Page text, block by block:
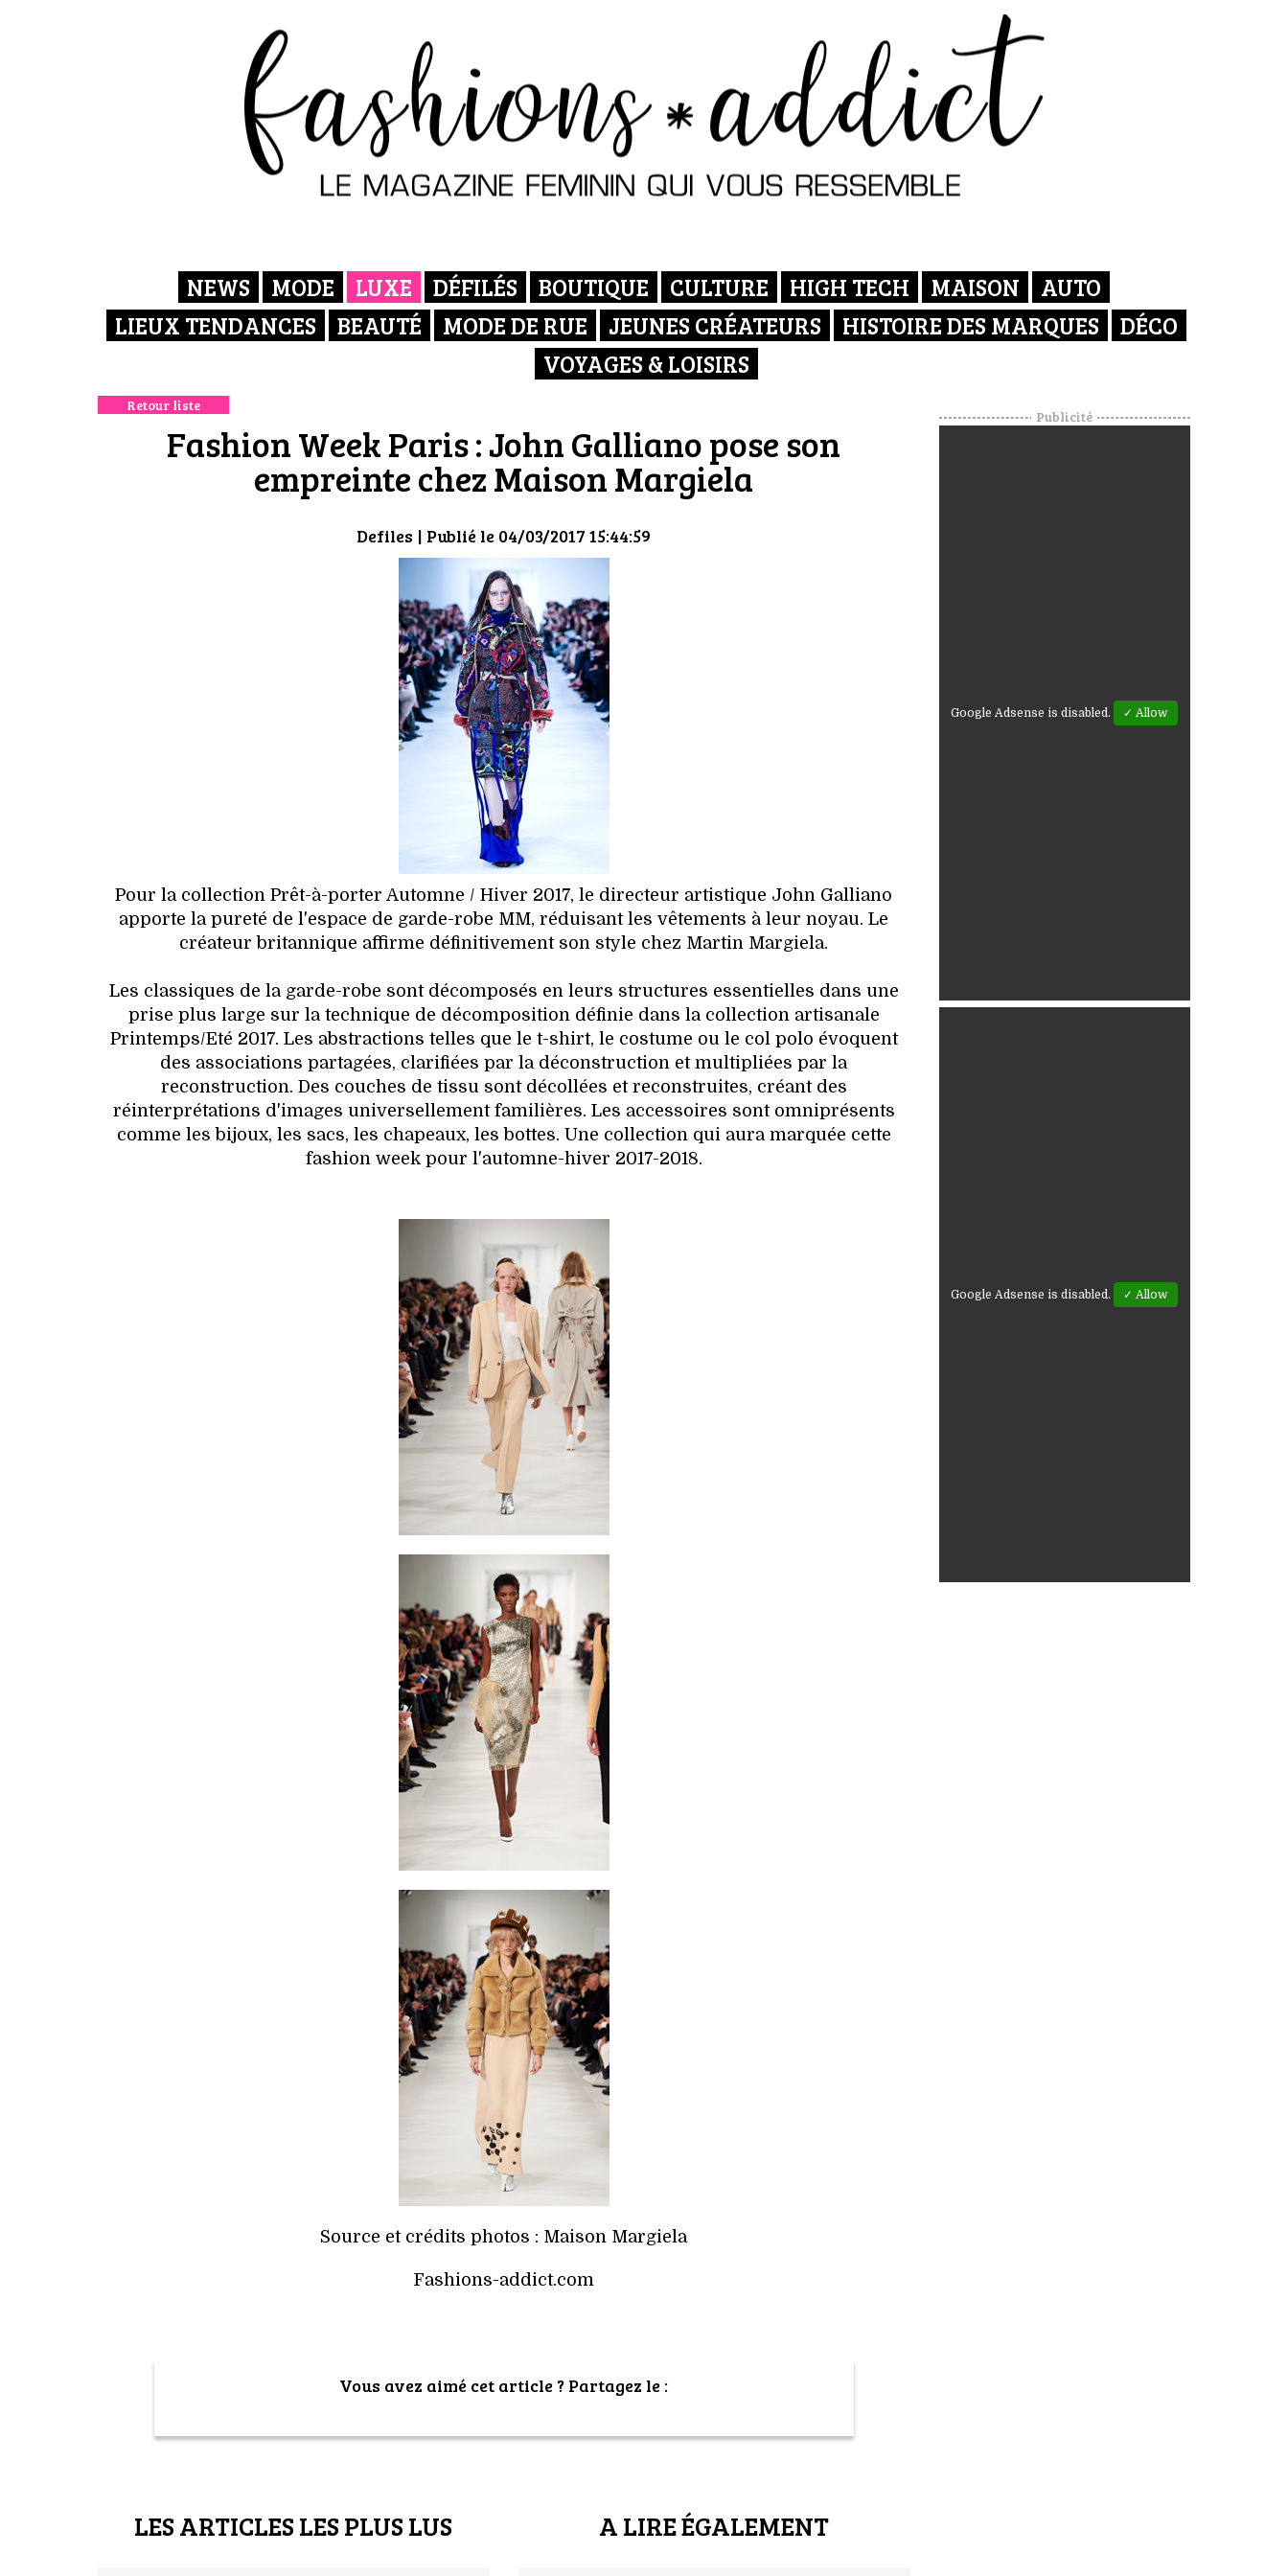
NEWS MODE LUXE DÉFILÉS BOUTIQUE CULTURE HIGH TECH MAISON
AUTO
LIEUX TENDANCES
BEAUTÉ MODE DE RUE JEUNES CRÉATEURS HISTOIRE DES MARQUES
DÉCO
VOYAGES & LOISIRS
Retour liste
Fashion Week Paris : John Galliano pose son
empreinte chez Maison Margiela
Defiles | Publié le 04/03/2017 15:44:59
Pour la collection Prêt-à-porter Automne / Hiver 2017, le directeur artistique John Galliano
apporte la pureté de l'espace de garde-robe MM, réduisant les vêtements à leur noyau. Le
créateur britannique affirme définitivement son style chez Martin Margiela.
Les classiques de la garde-robe sont décomposés en leurs structures essentielles dans une
prise plus large sur la technique de décomposition définie dans la collection artisanale
Printemps/Eté 2017. Les abstractions telles que le t-shirt, le costume ou le col polo évoquent
des associations partagées, clarifiées par la déconstruction et multipliées par la
reconstruction. Des couches de tissu sont décollées et reconstruites, créant des
réinterprétations d'images universellement familières. Les accessoires sont omniprésents
comme les bijoux, les sacs, les chapeaux, les bottes. Une collection qui aura marquée cette
fashion week pour l'automne-hiver 2017-2018.
Source et crédits photos : Maison Margiela
Fashions-addict.com
Vous avez aimé cet article ? Partagez le :
LES ARTICLES LES PLUS LUS A LIRE ÉGALEMENT
Publicité
Google Adsense is disabled. ✓ Allow
Google Adsense is disabled. ✓ Allow